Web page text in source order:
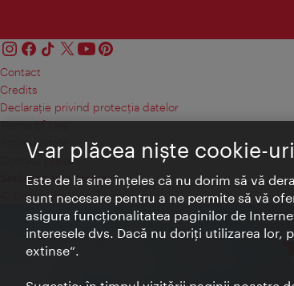
Contact
Credits
Declaraţie privind protecţia datelor
Terms of Use
Accesibilitate
Contact presa
Setări module cookie
© Copyright Wien Tourismus
V-ar plăcea nişte cookie-
Este de la sine înţeles că nu dorim să vă
sunt necesare pentru a ne permite să vă
asigura funcţionalitatea paginilor de
interesele dvs. Dacă nu doriţi utilizarea lor,
extinse“.